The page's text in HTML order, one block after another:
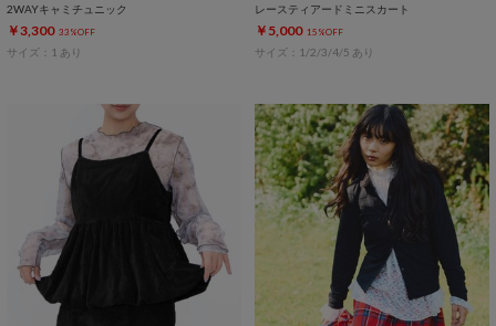
2WAYキャミチュニック
￥3,300 33%OFF
サイズ：1 あり
レースティアードミニスカート
￥5,000 15%OFF
サイズ：1/2/3/4/5 あり